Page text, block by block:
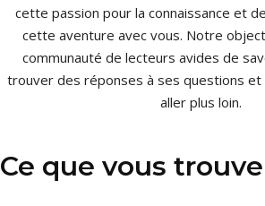
cette passion pour la connaissance et
cette aventure avec vous. Notre
communauté de lecteurs avides de
trouver des réponses à ses questions
aller plus loin.
Ce que vous